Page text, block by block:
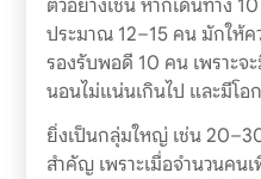
ตัวอย่างเช่น หากเดินทาง
ประมาณ 12–15 คน มักให้ค
รองรับพอดี 10 คน เพราะ
นอนไม่แน่นเกินไป และมีโอ
ยิ่งเป็นกลุ่มใหญ่ เช่น
สำคัญ เพราะเมื่อจำนวนคน